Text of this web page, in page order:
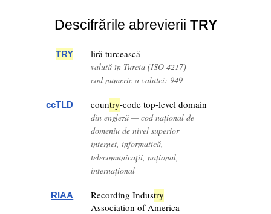
Descifrările abrevierii TRY
TRY liră turcească
valută în Turcia (ISO 4217)
cod numeric a valutei: 949
ccTLD country-code top-level domain
din engleză — cod național de
domeniu de nivel superior
internet, informatică,
telecomunicații, național,
internațional
RIAA Recording Industry
Association of America